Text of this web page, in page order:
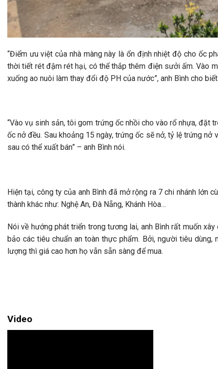
“Điểm ưu việt của nhà màng này là ổn định nhiệt độ cho ốc
thời tiết rét đậm rét hại, có thể thắp thêm điện sưởi ấm. Vào
xuống ao nuôi làm thay đổi độ PH của nước”, anh Bình cho
“Vào vụ sinh sản, tôi gom trứng ốc nhồi cho vào rổ nhựa, đặt
ốc nở đều. Sau khoảng 15 ngày, trứng ốc sẽ nở, tỷ lệ trứng
sau có thể xuất bán” – anh Bình nói.
Hiện tại, công ty của anh Bình đã mở rộng ra 7 chi nhánh lớn
thành khác như: Nghệ An, Đà Nẵng, Khánh Hòa…
Nói về hướng phát triển trong tương lai, anh Bình rất muốn
bảo các tiêu chuẩn an toàn thực phẩm. Bởi, người tiêu
lượng thì giá cao hơn họ vẫn sẵn sàng để mua.
Video